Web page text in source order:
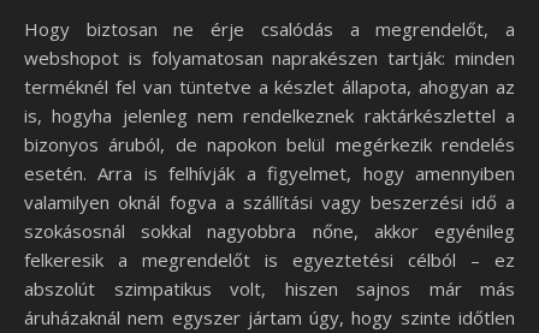
Hogy biztosan ne érje csalódás a megrendelőt, a
webshopot is folyamatosan naprakészen tartják: minden
terméknél fel van tüntetve a készlet állapota, ahogyan az
is, hogyha jelenleg nem rendelkeznek raktárkészlettel a
bizonyos áruból, de napokon belül megérkezik rendelés
esetén. Arra is felhívják a figyelmet, hogy amennyiben
valamilyen oknál fogva a szállítási vagy beszerzési idő a
szokásosnál sokkal nagyobbra nőne, akkor egyénileg
felkeresik a megrendelőt is egyeztetési célból – ez
abszolút szimpatikus volt, hiszen sajnos már más
áruházaknál nem egyszer jártam úgy, hogy szinte időtlen